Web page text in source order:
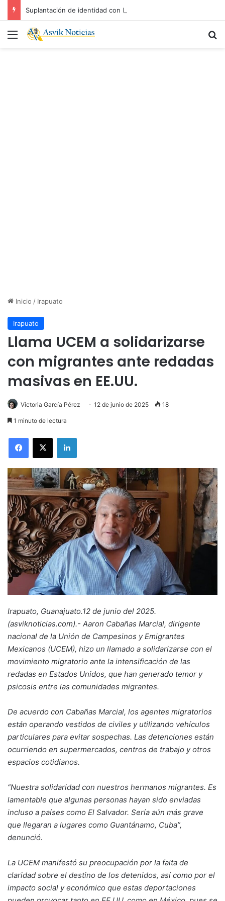
Menú
Inicio / Irapuato
Irapuato
Llama UCEM a solidarizarse
con migrantes ante redadas
masivas en EE.UU.
Victoria García Pérez 12 de junio de 2025 18
1 minuto de lectura
LinkedIn
Irapuato, Guanajuato.12 de junio del 2025.
(asviknoticias.com).- Aaron Cabañas Marcial, dirigente
nacional de la Unión de Campesinos y Emigrantes
Mexicanos (UCEM), hizo un llamado a solidarizarse con el
movimiento migratorio ante la intensificación de las
redadas en Estados Unidos, que han generado temor y
psicosis entre las comunidades migrantes.
De acuerdo con Cabañas Marcial, los agentes migratorios
están operando vestidos de civiles y utilizando vehículos
particulares para evitar sospechas. Las detenciones están
ocurriendo en supermercados, centros de trabajo y otros
espacios cotidianos.
“Nuestra solidaridad con nuestros hermanos migrantes. Es
lamentable que algunas personas hayan sido enviadas
incluso a países como El Salvador. Sería aún más grave
que llegaran a lugares como Guantánamo, Cuba”,
denunció.
La UCEM manifestó su preocupación por la falta de
claridad sobre el destino de los detenidos, así como por el
impacto social y económico que estas deportaciones